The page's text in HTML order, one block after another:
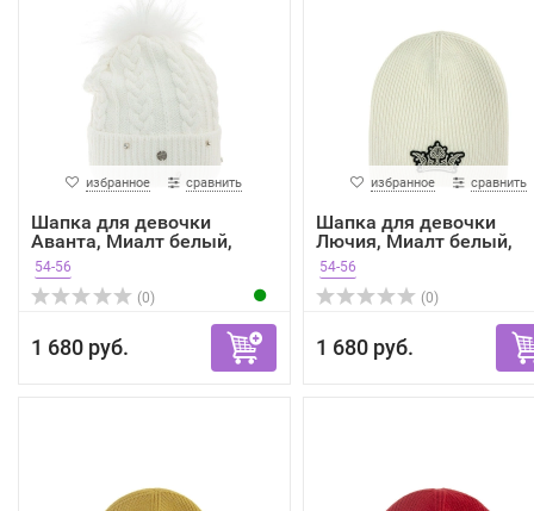
избранное сравнить
Шапка для девочки
Аванта, Миалт белый,
зима
54-56
(0)
1 680 руб.
избранное сравнить
Шапка для девочки
Лючия, Миалт белый,
зима
54-56
(0)
1 680 руб.